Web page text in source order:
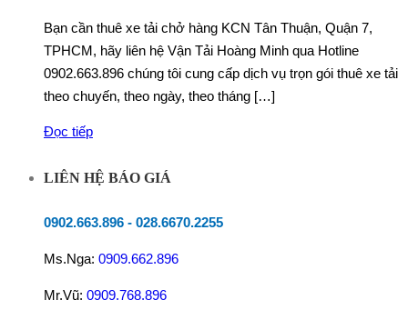
Bạn cần thuê xe tải chở hàng KCN Tân Thuận, Quận 7,
TPHCM, hãy liên hệ Vận Tải Hoàng Minh qua Hotline
0902.663.896 chúng tôi cung cấp dịch vụ trọn gói thuê xe tải
theo chuyến, theo ngày, theo tháng […]
Đọc tiếp
LIÊN HỆ BÁO GIÁ
0902.663.896 - 028.6670.2255
Ms.Nga: 0909.662.896
Mr.Vũ: 0909.768.896